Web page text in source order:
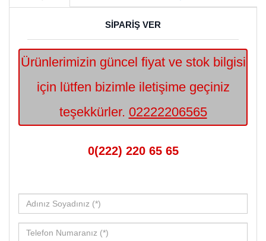
SİPARİŞ VER
Ürünlerimizin güncel fiyat ve stok bilgisi
için lütfen bizimle iletişime geçiniz
teşekkürler. 02222206565
0(222) 220 65 65